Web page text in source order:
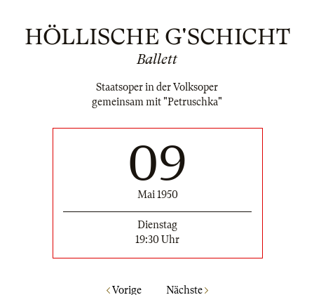
HÖLLISCHE G'SCHICHT
Ballett
Staatsoper in der Volksoper
gemeinsam mit "Petruschka"
09
Mai 1950
Dienstag
19:30 Uhr
Vorige Nächste